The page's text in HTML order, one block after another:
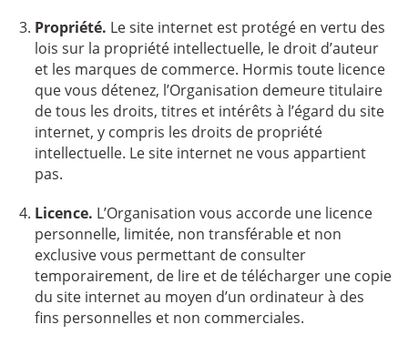
Propriété. Le site internet est protégé en vertu des
lois sur la propriété intellectuelle, le droit d’auteur
et les marques de commerce. Hormis toute licence
que vous détenez, l’Organisation demeure titulaire
de tous les droits, titres et intérêts à l’égard du site
internet, y compris les droits de propriété
intellectuelle. Le site internet ne vous appartient
pas.
Licence. L’Organisation vous accorde une licence
personnelle, limitée, non transférable et non
exclusive vous permettant de consulter
temporairement, de lire et de télécharger une copie
du site internet au moyen d’un ordinateur à des
fins personnelles et non commerciales.